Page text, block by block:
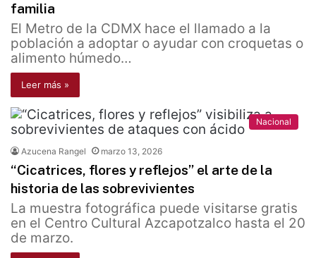
familia
El Metro de la CDMX hace el llamado a la
población a adoptar o ayudar con croquetas o
alimento húmedo…
Leer más »
Nacional
Azucena Rangel marzo 13, 2026
“Cicatrices, flores y reflejos” el arte de la
historia de las sobrevivientes
La muestra fotográfica puede visitarse gratis
en el Centro Cultural Azcapotzalco hasta el 20
de marzo.